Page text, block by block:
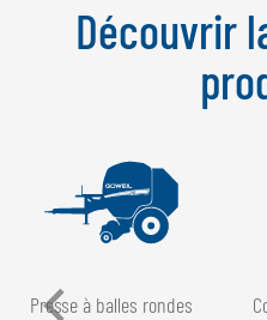
Découvrir
Presse à balles rondes